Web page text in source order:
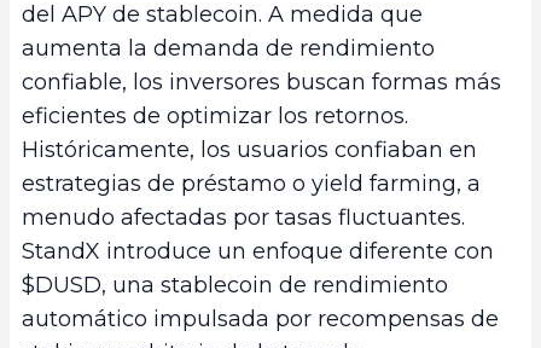
del APY de stablecoin. A medida que
aumenta la demanda de rendimiento
confiable, los inversores buscan formas más
eficientes de optimizar los retornos.
Históricamente, los usuarios confiaban en
estrategias de préstamo o yield farming, a
menudo afectadas por tasas fluctuantes.
StandX introduce un enfoque diferente con
$DUSD, una stablecoin de rendimiento
automático impulsada por recompensas de